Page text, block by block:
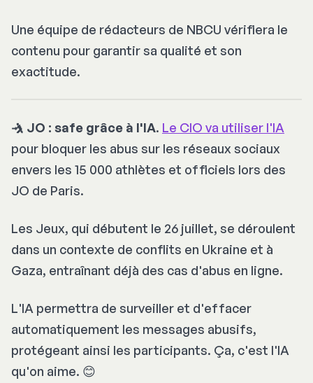
Une équipe de rédacteurs de NBCU vérifiera le
contenu pour garantir sa qualité et son
exactitude.
🤺 JO : safe grâce à l'IA. Le CIO va utiliser l'IA
pour bloquer les abus sur les réseaux sociaux
envers les 15 000 athlètes et officiels lors des
JO de Paris.
Les Jeux, qui débutent le 26 juillet, se déroulent
dans un contexte de conflits en Ukraine et à
Gaza, entraînant déjà des cas d'abus en ligne.
L'IA permettra de surveiller et d'effacer
automatiquement les messages abusifs,
protégeant ainsi les participants. Ça, c'est l'IA
qu'on aime. 😊